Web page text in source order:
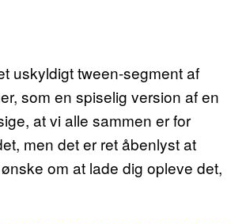
uskyldigt tween-segment af
som en spiselig version af en
at vi alle sammen er for
men det er ret åbenlyst at
om at lade dig opleve det,